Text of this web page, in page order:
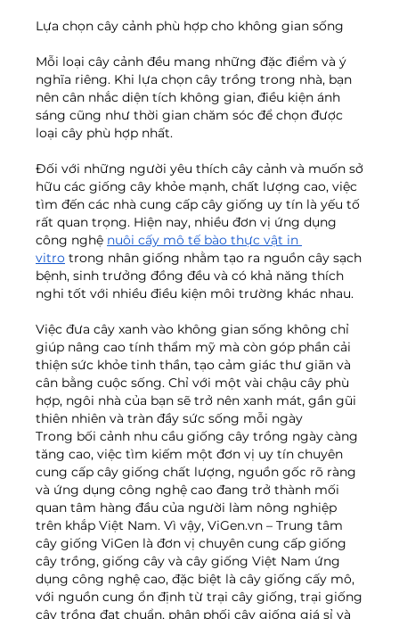
Lựa chọn cây cảnh phù hợp cho không gian sống
Mỗi loại cây cảnh đều mang những đặc điểm và ý
nghĩa riêng. Khi lựa chọn cây trồng trong nhà, bạn
nên cân nhắc diện tích không gian, điều kiện ánh
sáng cũng như thời gian chăm sóc để chọn được
loại cây phù hợp nhất.
Đối với những người yêu thích cây cảnh và muốn sở
hữu các giống cây khỏe mạnh, chất lượng cao, việc
tìm đến các nhà cung cấp cây giống uy tín là yếu tố
rất quan trọng. Hiện nay, nhiều đơn vị ứng dụng
công nghệ nuôi cấy mô tế bào thực vật in
vitro trong nhân giống nhằm tạo ra nguồn cây sạch
bệnh, sinh trưởng đồng đều và có khả năng thích
nghi tốt với nhiều điều kiện môi trường khác nhau.
Việc đưa cây xanh vào không gian sống không chỉ
giúp nâng cao tính thẩm mỹ mà còn góp phần cải
thiện sức khỏe tinh thần, tạo cảm giác thư giãn và
cân bằng cuộc sống. Chỉ với một vài chậu cây phù
hợp, ngôi nhà của bạn sẽ trở nên xanh mát, gần gũi
thiên nhiên và tràn đầy sức sống mỗi ngày
Trong bối cảnh nhu cầu giống cây trồng ngày càng
tăng cao, việc tìm kiếm một đơn vị uy tín chuyên
cung cấp cây giống chất lượng, nguồn gốc rõ ràng
và ứng dụng công nghệ cao đang trở thành mối
quan tâm hàng đầu của người làm nông nghiệp
trên khắp Việt Nam. Vì vậy, ViGen.vn – Trung tâm
cây giống ViGen là đơn vị chuyên cung cấp giống
cây trồng, giống cây và cây giống Việt Nam ứng
dụng công nghệ cao, đặc biệt là cây giống cấy mô,
với nguồn cung ổn định từ trại cây giống, trại giống
cây trồng đạt chuẩn, phân phối cây giống giá sỉ và